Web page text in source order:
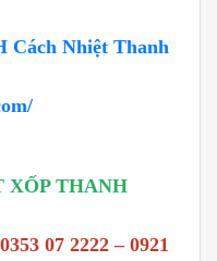
Cách Nhiệt Thanh
XỐP THANH
07 2222 – 0921